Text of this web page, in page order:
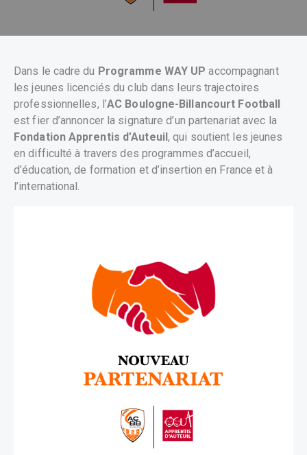
Dans le cadre du Programme WAY UP accompagnant
les jeunes licenciés du club dans leurs trajectoires
professionnelles, l’AC Boulogne-Billancourt Football
est fier d’annoncer la signature d’un partenariat avec la
Fondation Apprentis d’Auteuil, qui soutient les jeunes
en difficulté à travers des programmes d’accueil,
d’éducation, de formation et d’insertion en France et à
l’international.